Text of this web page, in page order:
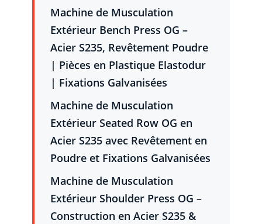
Machine de Musculation
Extérieur Bench Press OG –
Acier S235, Revêtement Poudre
| Pièces en Plastique Elastodur
| Fixations Galvanisées
Machine de Musculation
Extérieur Seated Row OG en
Acier S235 avec Revêtement en
Poudre et Fixations Galvanisées
Machine de Musculation
Extérieur Shoulder Press OG –
Construction en Acier S235 &